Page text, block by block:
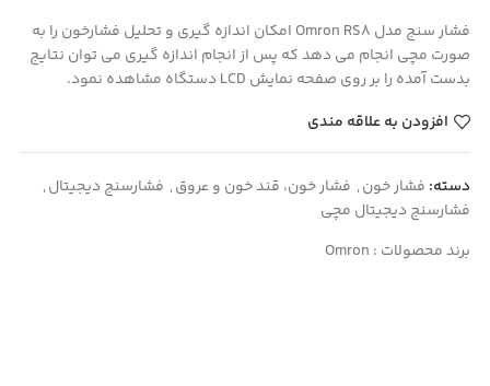
فشار سنج مدل Omron RS8 امکان اندازه گیری و تحلیل فشارخون را به
صورت مچی انجام می دهد که پس از انجام اندازه گیری می توان نتایج
بدست آمده را بر روی صفحه نمایش LCD دستگاه مشاهده نمود.
افزودن به علاقه مندی
دسته: فشار خون, فشار خون، قند خون و عروق, فشارسنج دیجیتال,
فشارسنج دیجیتال مچی
برند محصولات : Omron